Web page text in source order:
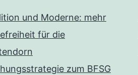
und Moderne: mehr
für die
zum BFSG